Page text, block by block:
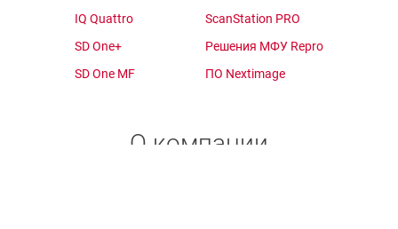
IQ Quattro
SD One+
SD One MF
ScanStation PRO
Решения МФУ Repro
ПО Nextimage
О компании